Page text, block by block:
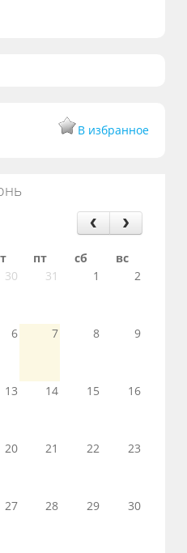
В избранное
пт сб
вс
30 31 1 2
6 7 8 9
13 14 15 16
20 21 22 23
27 28 29 30